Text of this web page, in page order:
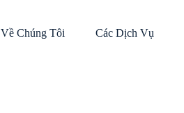
Về Chúng Tôi Các Dịch Vụ